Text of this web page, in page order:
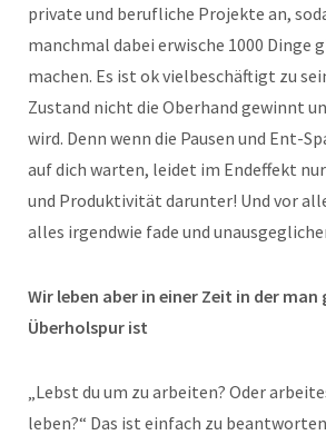
private und berufliche Projekte an,
manchmal dabei erwische 1000 Dinge
machen. Es ist ok vielbeschäftigt zu
Zustand nicht die Oberhand gewinnt
wird. Denn wenn die Pausen und Ent-
auf dich warten, leidet im Endeffekt
und Produktivität darunter! Und vor
alles irgendwie fade und
Wir leben aber in einer Zeit in der man
Überholspur ist
„Lebst du um zu arbeiten? Oder
leben?“ Das ist einfach zu